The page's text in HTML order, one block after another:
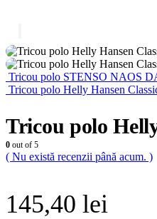
Tricou polo STENSO NAOS
Tricou polo Helly Hansen
Tricou polo
0 out of 5
( Nu există recenzii până acum. )
145,40 lei